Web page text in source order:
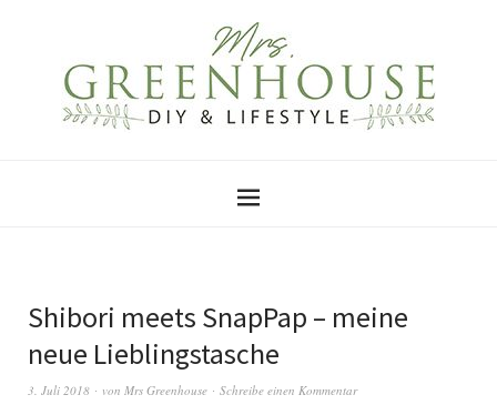
Shibori meets SnapPap – meine
neue Lieblingstasche
3. Juli 2018 von Mrs Greenhouse Schreibe einen Kommentar